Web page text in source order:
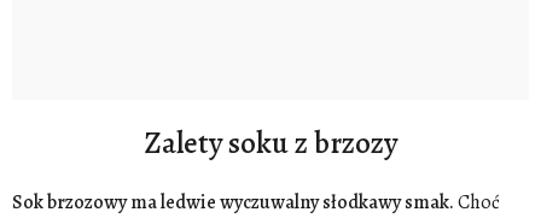
Zalety soku z brzozy
Sok brzozowy ma ledwie wyczuwalny słodkawy smak.Choć